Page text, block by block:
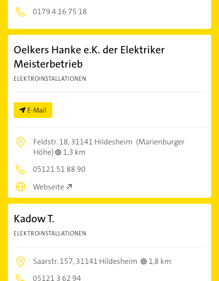
0179 4 16 75 18
Oelkers Hanke e.K. der Elektriker
Meisterbetrieb
ELEKTROINSTALLATIONEN
E-Mail
Feldstr. 18,31141 Hildesheim (Marienburger
Höhe)
1,3 km
05121 51 88 90
Webseite
Kadow T.
ELEKTROINSTALLATIONEN
Saarstr. 157,31141 Hildesheim
1,8 km
05121 3 62 94